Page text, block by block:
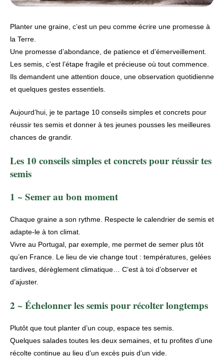
Planter une graine, c’est un peu comme écrire une promesse à
la Terre.
Une promesse d’abondance, de patience et d’émerveillement.
Les semis, c’est l’étape fragile et précieuse où tout commence.
Ils demandent une attention douce, une observation quotidienne
et quelques gestes essentiels.
Aujourd’hui, je te partage 10 conseils simples et concrets pour
réussir tes semis et donner à tes jeunes pousses les meilleures
chances de grandir.
Les 10 conseils simples et concrets pour réussir tes
semis
1 ~ Semer au bon moment
Chaque graine a son rythme. Respecte le calendrier de semis et
adapte-le à ton climat.
Vivre au Portugal, par exemple, me permet de semer plus tôt
qu’en France. Le lieu de vie change tout : températures, gelées
tardives, dérèglement climatique… C’est à toi d’observer et
d’ajuster.
2 ~ Échelonner les semis pour récolter longtemps
Plutôt que tout planter d’un coup, espace tes semis.
Quelques salades toutes les deux semaines, et tu profites d’une
récolte continue au lieu d’un excès puis d’un vide.